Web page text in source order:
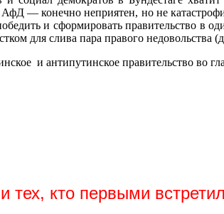
— конечно неприятен, но не
и сформировать правительство в
для слива пара правого
и антипутинское правительство во
тех, кто первыми